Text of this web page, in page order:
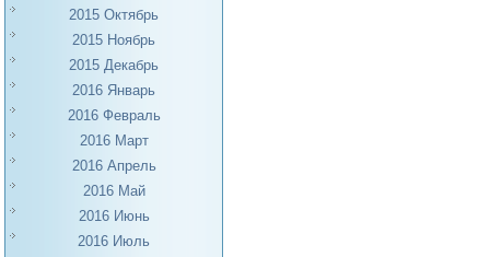
2015 Октябрь
2015 Ноябрь
2015 Декабрь
2016 Январь
2016 Февраль
2016 Март
2016 Апрель
2016 Май
2016 Июнь
2016 Июль